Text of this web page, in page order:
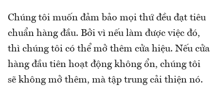
Chúng tôi muốn đảm bảo mọi thứ đều đạt tiêu
chuẩn hàng đầu. Bởi vì nếu làm được việc đó,
thì chúng tôi có thể mở thêm cửa hiệu. Nếu cửa
hàng đầu tiên hoạt động không ổn, chúng tôi
sẽ không mở thêm, mà tập trung cải thiện nó.